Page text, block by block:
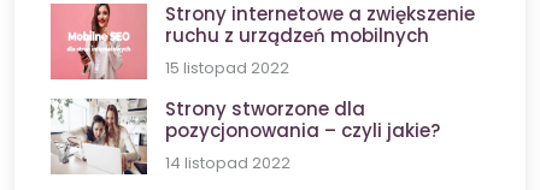
Strony internetowe a zwiększenie
ruchu z urządzeń mobilnych
15 listopad 2022
Strony stworzone dla
pozycjonowania – czyli jakie?
14 listopad 2022